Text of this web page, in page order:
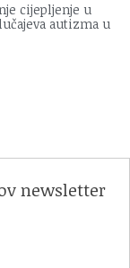
cijepljenje u
autizma u
newsletter